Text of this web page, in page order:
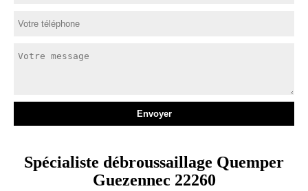
Spécialiste débroussaillage Quemper
Guezennec 22260